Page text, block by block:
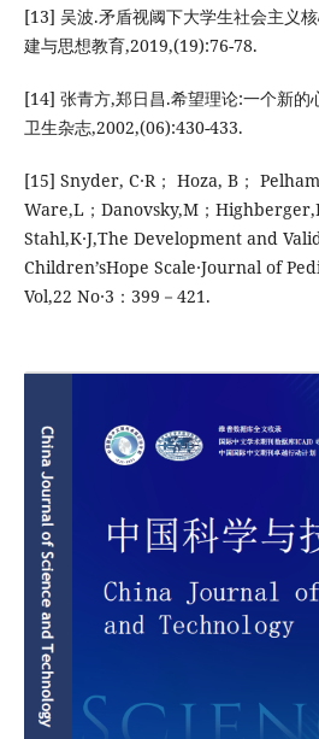
[13] 吴波.矛盾视阈下大学生社会主义
建与思想教育,2019,(19):76-78.
[14] 张青方,郑日昌.希望理论:一个新的
卫生杂志,2002,(06):430-433.
[15] Snyder, C∙R； Hoza, B；
Ware,L；Danovsky,M；
Stahl,K∙J,The Development and
Children’sHope Scale∙Journal of
Vol,22 No∙3：399－421.